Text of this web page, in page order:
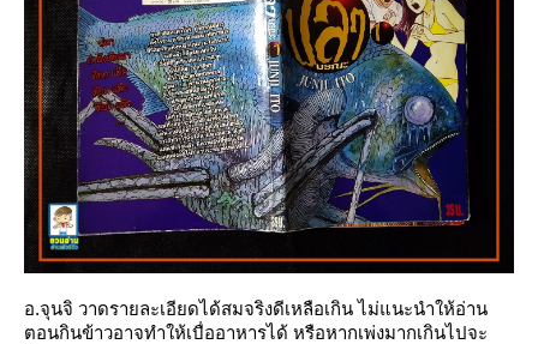
อ.จุนจิ วาดรายละเอียดได้สมจริงดีเหลือเกิน ไม่แนะนำให้อ่าน
ตอนกินข้าวอาจทำให้เบื่ออาหารได้ หรือหากเพ่งมากเกินไปจะ